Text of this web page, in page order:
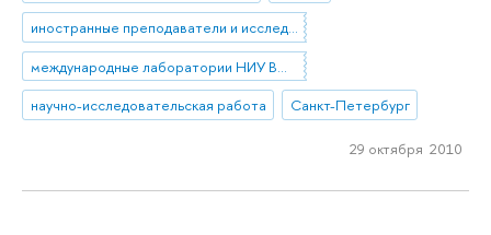
иностранные преподаватели и исследователи
научно-исследовательская работа
Санкт-Петербург
29 октября 2010